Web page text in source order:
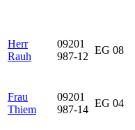
Herr
Rauh
09201
987-12
EG 08
Frau
Thiem
09201
987-14
EG 04